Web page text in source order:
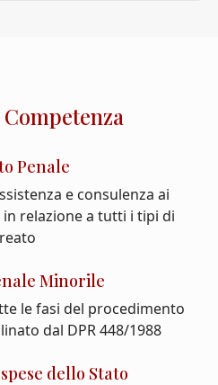
Penale
e consulenza ai
relazione a tutti i tipi di
reato
Minorile
le fasi del procedimento
dal DPR 448/1988
dello Stato